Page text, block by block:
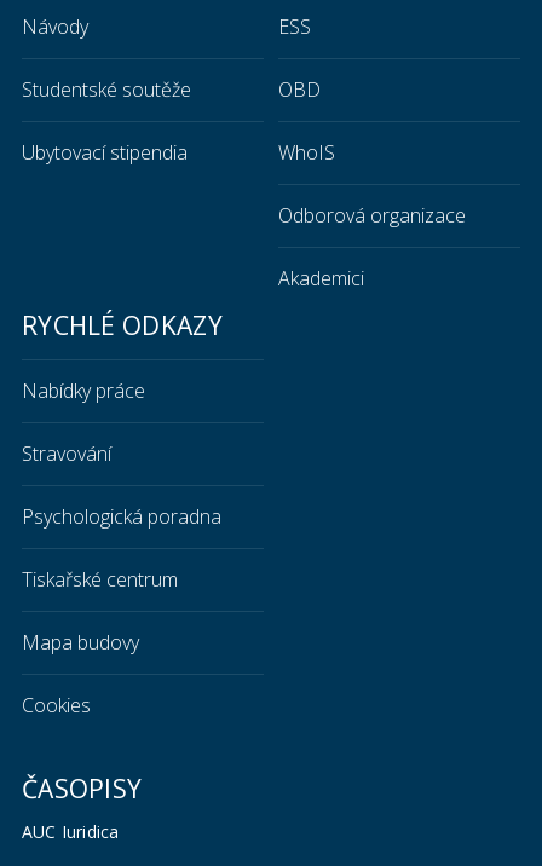
Návody
Studentské soutěže
Ubytovací stipendia
ESS
OBD
WhoIS
Odborová organizace
Akademici
RYCHLÉ ODKAZY
Nabídky práce
Stravování
Psychologická poradna
Tiskařské centrum
Mapa budovy
Cookies
ČASOPISY
AUC Iuridica